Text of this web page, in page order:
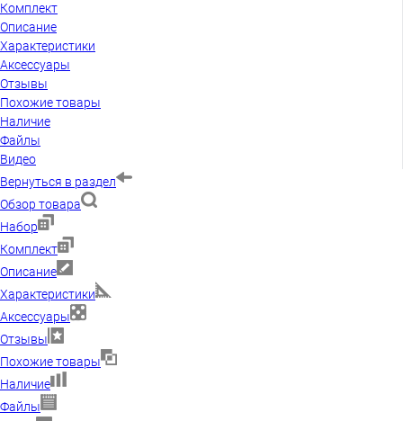
Комплект
Описание
Характеристики
Аксессуары
Отзывы
Похожие товары
Наличие
Файлы
Видео
Вернуться в раздел
Обзор товара
Набор
Комплект
Описание
Характеристики
Аксессуары
Отзывы
Похожие товары
Наличие
Файлы